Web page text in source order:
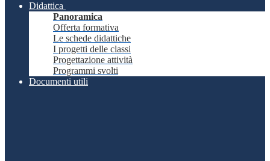
Didattica
Panoramica
Offerta formativa
Le schede didattiche
I progetti delle classi
Progettazione attività
Programmi svolti
Documenti utili